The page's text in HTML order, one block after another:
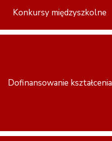
Konkursy międzyszkolne
Dofinansowanie kształcenia